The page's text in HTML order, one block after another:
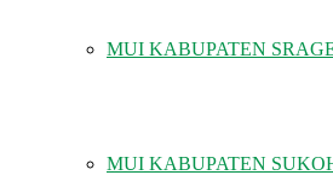
MUI KABUPATEN
MUI KABUPATEN